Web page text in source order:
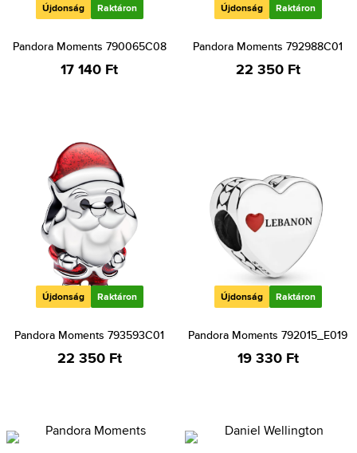
Újdonság Raktáron
Pandora Moments 790065C08
17 140 Ft
Újdonság Raktáron
Pandora Moments 792988C01
22 350 Ft
Újdonság Raktáron
Pandora Moments 793593C01
22 350 Ft
Újdonság Raktáron
Pandora Moments 792015_E019
19 330 Ft